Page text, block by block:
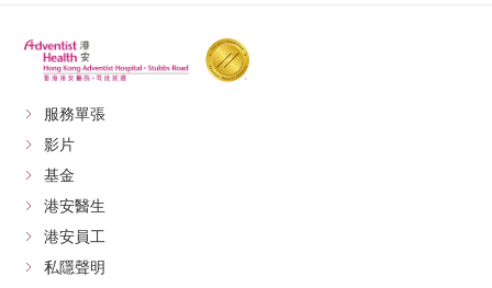
服務單張
影片
基金
港安醫生
港安員工
私隱聲明